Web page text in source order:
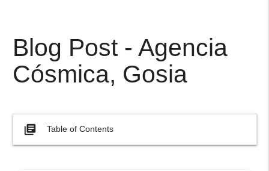
Blog Post - Agencia
Cósmica, Gosia
library_books Table of Contents